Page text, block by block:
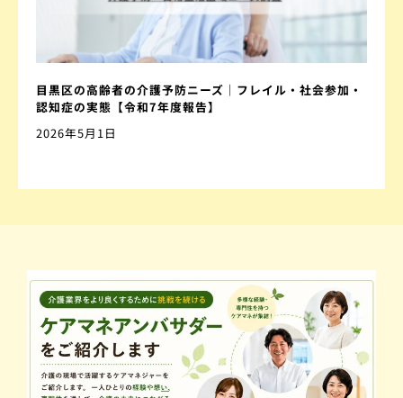
目黒区の高齢者の介護予防ニーズ｜フレイル・社会参加・
認知症の実態【令和7年度報告】
2026年5月1日